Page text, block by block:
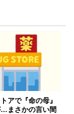
アで『命の母』
まさかの言い間